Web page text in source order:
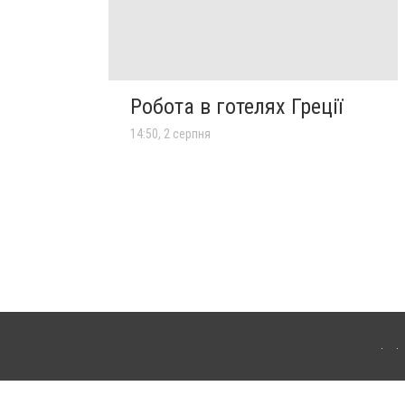
Робота в готелях Греції
14:50, 2 серпня